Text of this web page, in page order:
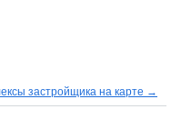
застройщика на карте →